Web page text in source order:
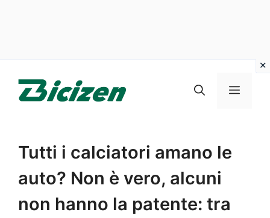
Menu
Tutti i calciatori amano le
auto? Non è vero, alcuni
non hanno la patente: tra